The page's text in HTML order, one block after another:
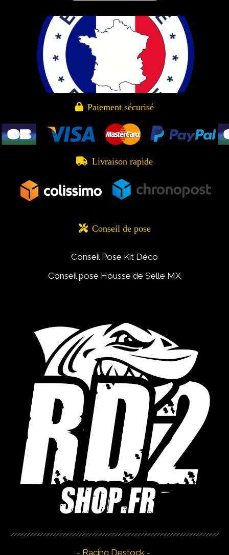
 Paiement sécurisé
 Livraison rapide
 Conseil de pose
Conseil Pose Kit Déco
Conseil pose Housse de Selle MX
- Racing Destock -